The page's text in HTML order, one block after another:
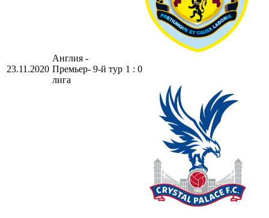
23.11.2020
Англия -
Премьер-
лига
9-й тур 1 : 0